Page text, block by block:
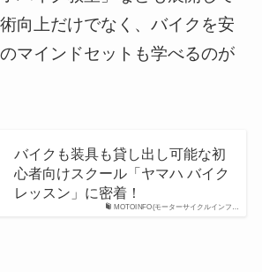
向上だけでなく、バイクを安
マインドセットも学べるのが
MOTOINFO(モーターサイクルインフ…
バイクも装具も貸し出し可能な初
心者向けスクール「ヤマハ バイク
レッスン」に密着！